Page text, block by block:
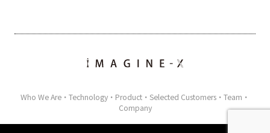
Who We Are Technology Product Selected Customers
Team
Company